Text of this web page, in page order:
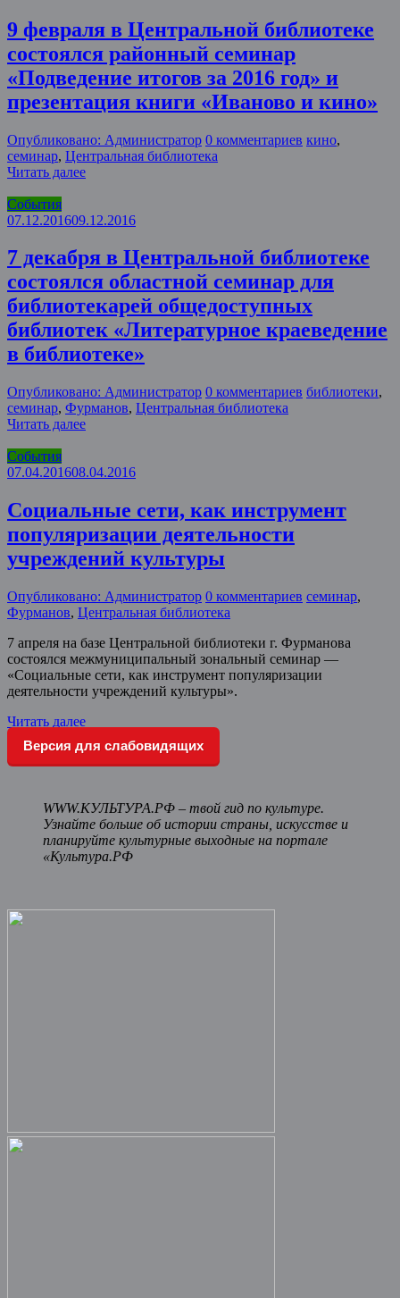
9 февраля в Центральной библиотеке
состоялся районный семинар
«Подведение итогов за 2016 год» и
презентация книги «Иваново и кино»
Опубликовано: Администратор 0 комментариев кино,
семинар, Центральная библиотека
Читать далее
События
07.12.201609.12.2016
7 декабря в Центральной библиотеке
состоялся областной семинар для
библиотекарей общедоступных
библиотек «Литературное краеведение
в библиотеке»
Опубликовано: Администратор 0 комментариев библиотеки,
семинар, Фурманов, Центральная библиотека
Читать далее
События
07.04.201608.04.2016
Социальные сети, как инструмент
популяризации деятельности
учреждений культуры
Опубликовано: Администратор 0 комментариев семинар,
Фурманов, Центральная библиотека
7 апреля на базе Центральной библиотеки г. Фурманова
состоялся межмуниципальный зональный семинар —
«Социальные сети, как инструмент популяризации
деятельности учреждений культуры».
Читать далее
Версия для слабовидящих
WWW.КУЛЬТУРА.РФ – твой гид по культуре.
Узнайте больше об истории страны, искусстве и
планируйте культурные выходные на портале
«Культура.РФ